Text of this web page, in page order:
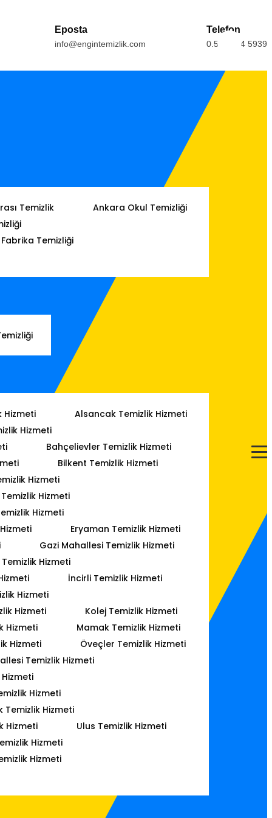
Eposta
info@engintemizlik.com
Telefon
0.554.164 5939
Temizlik
Ankara Okul Temizliği
Temizliği
Hizmeti
Alsancak Temizlik Hizmeti
Hizmeti
Bahçelievler Temizlik Hizmeti
Bilkent Temizlik Hizmeti
Hizmeti
Hizmeti
Hizmeti
Eryaman Temizlik Hizmeti
Gazi Mahallesi Temizlik Hizmeti
Hizmeti
İncirli Temizlik Hizmeti
Hizmeti
Hizmeti
Kolej Temizlik Hizmeti
Hizmeti
Mamak Temizlik Hizmeti
Hizmeti
Öveçler Temizlik Hizmeti
Temizlik Hizmeti
Hizmeti
Temizlik Hizmeti
Hizmeti
Ulus Temizlik Hizmeti
Hizmeti
Hizmeti